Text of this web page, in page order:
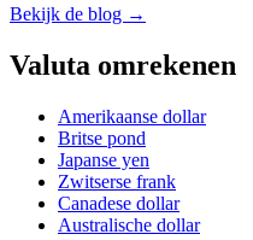
Bekijk de blog →
Valuta omrekenen
Amerikaanse dollar
Britse pond
Japanse yen
Zwitserse frank
Canadese dollar
Australische dollar